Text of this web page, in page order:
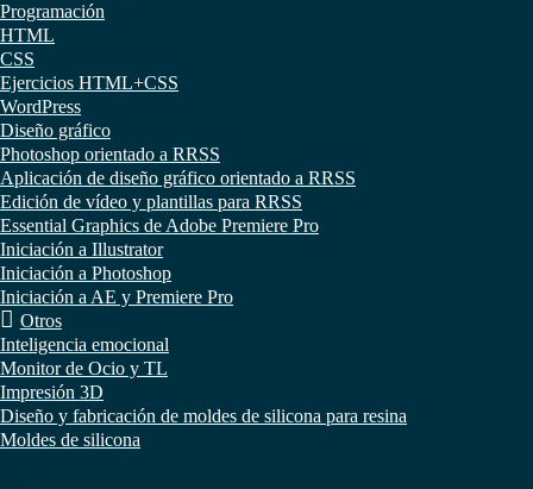
Programación
HTML
CSS
Ejercicios HTML+CSS
WordPress
Diseño gráfico
Photoshop orientado a RRSS
Aplicación de diseño gráfico orientado a RRSS
Edición de vídeo y plantillas para RRSS
Essential Graphics de Adobe Premiere Pro
Iniciación a Illustrator
Iniciación a Photoshop
Iniciación a AE y Premiere Pro
Otros
Inteligencia emocional
Monitor de Ocio y TL
Impresión 3D
Diseño y fabricación de moldes de silicona para resina
Moldes de silicona